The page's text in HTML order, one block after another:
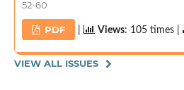
52-60
PDF Views: 105 times |
VIEW ALL ISSUES